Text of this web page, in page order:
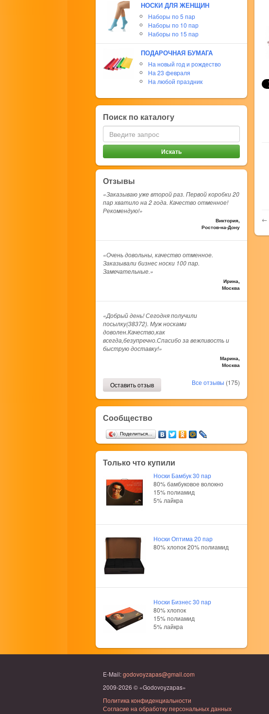
НОСКИ ДЛЯ ЖЕНЩИН
Наборы по 5 пар
Наборы по 10 пар
Наборы по 15 пар
ПОДАРОЧНАЯ БУМАГА
На новый год и рождество
На 23 февраля
На любой праздник
Поиск по каталогу
Отзывы
«Заказываю уже второй раз. Первой коробки 20
пар хватило на 2 года. Качество отменное!
Рекомендую!»
Виктория,
Ростов-на-Дону
«Очень довольны, качество отменное.
Заказывали бизнес носки 100 пар.
Замечательные.»
Ирина,
Москва
«Добрый день! Сегодня получили
посылку(38372). Муж носками
доволен.Качество,как
всегда,безупречно.Спасибо за вежливость и
быструю доставку!»
Марина,
Москва
Оставить отзыв Все отзывы (175)
Сообщество
Поделиться…
Только что купили
Носки Бамбук 30 пар
80% бамбуковое волокно
15% полиамид
5% лайкра
Носки Оптима 20 пар
80% хлопок 20% полиамид
Носки Бизнес 30 пар
80% хлопок
15% полиамид
5% лайкра
←
E-Mail:godovoyzapas@gmail.com
2009-2026 © «Godovoyzapas»
Политика конфиденциальности
Согласие на обработку персональных данных